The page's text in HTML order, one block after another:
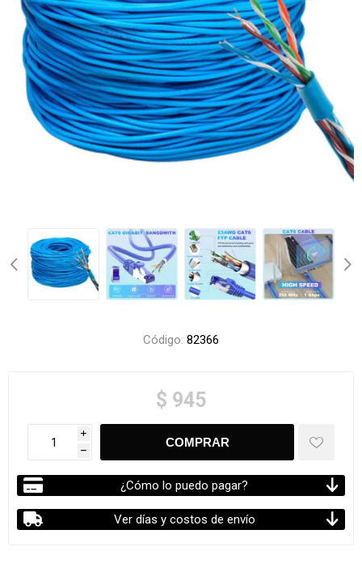
Código: 82366
$ 945
i
h
¿Cómo lo puedo pagar?
Ver días y costos de envío